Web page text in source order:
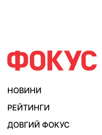
НОВИНИ
РЕЙТИНГИ
ДОВГИЙ ФОКУС